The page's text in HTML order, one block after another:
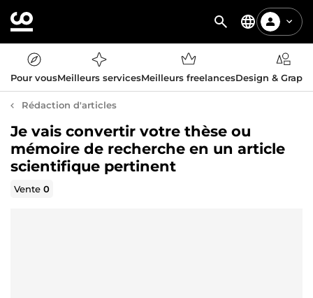
Pour vousMeilleurs servicesMeilleurs freelancesDesign &
Rédaction d'articles
Je vais convertir votre thèse ou
mémoire de recherche en un article
scientifique pertinent
Vente0